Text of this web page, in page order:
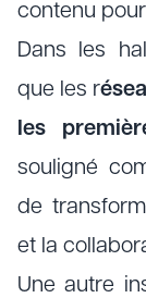
contenu
Dans les
que les r
les
souligné
de
et la
Une autre